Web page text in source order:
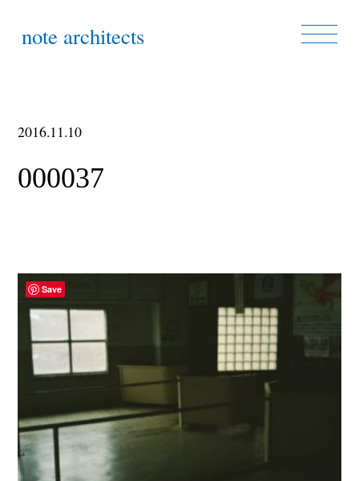
note architects
2016.11.10
000037
Save